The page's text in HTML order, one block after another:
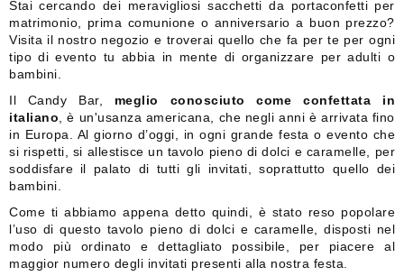
Stai cercando dei meravigliosi sacchetti da portaconfetti per
matrimonio, prima comunione o anniversario a buon prezzo?
Visita il nostro negozio e troverai quello che fa per te per ogni
tipo di evento tu abbia in mente di organizzare per adulti o
bambini.
Il Candy Bar, meglio conosciuto come confettata in
italiano, è un'usanza americana, che negli anni è arrivata fino
in Europa. Al giorno d’oggi, in ogni grande festa o evento che
si rispetti, si allestisce un tavolo pieno di dolci e caramelle, per
soddisfare il palato di tutti gli invitati, soprattutto quello dei
bambini.
Come ti abbiamo appena detto quindi, è stato reso popolare
l’uso di questo tavolo pieno di dolci e caramelle, disposti nel
modo più ordinato e dettagliato possibile, per piacere al
maggior numero degli invitati presenti alla nostra festa.